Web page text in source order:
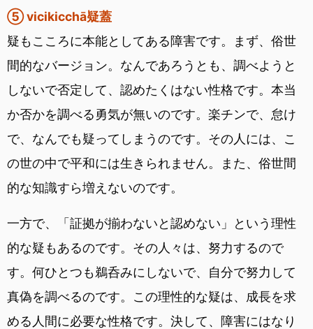
⑤ vicikicchā疑蓋
疑もこころに本能としてある障害です。まず、俗世
間的なバージョン。なんであろうとも、調べようと
しないで否定して、認めたくはない性格です。本当
か否かを調べる勇気が無いのです。楽チンで、怠け
で、なんでも疑ってしまうのです。その人には、こ
の世の中で平和には生きられません。また、俗世間
的な知識すら増えないのです。
一方で、「証拠が揃わないと認めない」という理性
的な疑もあるのです。その人々は、努力するので
す。何ひとつも鵜呑みにしないで、自分で努力して
真偽を調べるのです。この理性的な疑は、成長を求
める人間に必要な性格です。決して、障害にはなり